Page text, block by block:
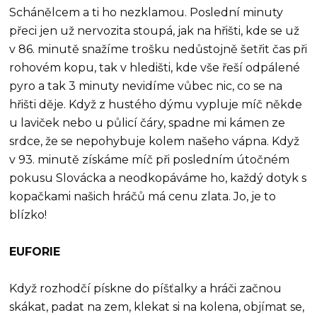
Schánělcem a ti ho nezklamou. Poslední minuty
přeci jen už nervozita stoupá, jak na hřišti, kde se už
v 86. minutě snažíme trošku nedůstojně šetřit čas při
rohovém kopu, tak v hledišti, kde vše řeší odpálené
pyro a tak 3 minuty nevidíme vůbec nic, co se na
hřišti děje. Když z hustého dýmu vypluje míč někde
u laviček nebo u půlicí čáry, spadne mi kámen ze
srdce, že se nepohybuje kolem našeho vápna. Když
v 93. minutě získáme míč při posledním útočném
pokusu Slovácka a neodkopáváme ho, každý dotyk s
kopačkami našich hráčů má cenu zlata. Jo, je to
blízko!
EUFORIE
Když rozhodčí pískne do píšťalky a hráči začnou
skákat, padat na zem, klekat si na kolena, objímat se,